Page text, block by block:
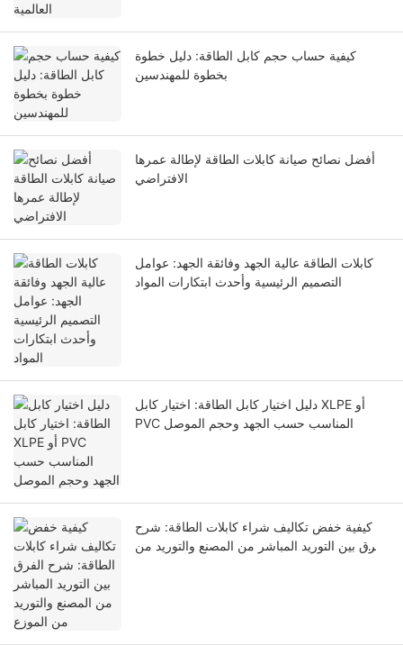
كيفية حساب حجم كابل الطاقة: دليل خطوة
بخطوة للمهندسين
أفضل نصائح صيانة كابلات الطاقة لإطالة عمرها
الافتراضي
كابلات الطاقة عالية الجهد وفائقة الجهد: عوامل
التصميم الرئيسية وأحدث ابتكارات المواد
دليل اختيار كابل الطاقة: اختيار كابل XLPE أو
PVC المناسب حسب الجهد وحجم الموصل
كيفية خفض تكاليف شراء كابلات الطاقة: شرح
الفرق بين التوريد المباشر من المصنع والتوريد من